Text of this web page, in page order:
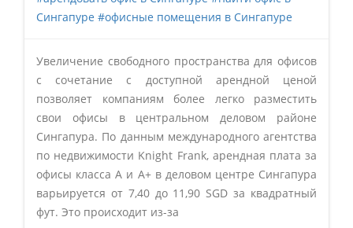
Сингапуре #офисные помещения в Сингапуре
Увеличение свободного пространства для офисов
с сочетание с доступной арендной ценой
позволяет компаниям более легко разместить
свои офисы в центральном деловом районе
Сингапура. По данным международного агентства
по недвижимости Knight Frank, арендная плата за
офисы класса А и А+ в деловом центре Сингапура
варьируется от 7,40 до 11,90 SGD за квадратный
фут. Это происходит из-за